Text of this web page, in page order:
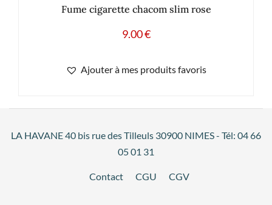
Fume cigarette chacom slim rose
9.00€
Ajouter à mes produits favoris
LA HAVANE 40 bis rue des Tilleuls 30900 NIMES - Tél: 04 66
05 01 31
Contact CGU CGV